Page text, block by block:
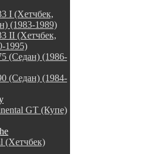
I (Хетчбек,
(1983-1989)
II (Хетчбек,
1995)
(Седан) (1986-
(Седан) (1984-
GT (Купе)
(Хетчбек)